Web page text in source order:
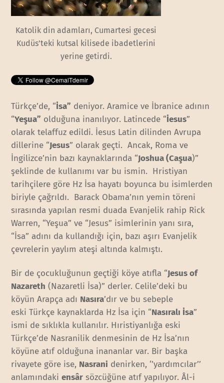
Katolik din adamları, Cumartesi gecesi
Kudüs’teki kutsal kilisede ibadetlerini
yerine getirdi.
Türkçe’de, “İsa” deniyor. Aramice ve İbranice adının
“Yeşua” olduğuna inanılıyor. Latincede “İesus”
olarak telaffuz edildi. İesus Latin dilinden Avrupa
dillerine “Jesus” olarak geçti. Ancak, Roma ve
İngilizce’nin bazı kaynaklarında “Joshua (Caşua)”
şeklinde de kullanımı var bu ismin. Hristiyan
tarihçilere göre Hz İsa hayatı boyunca bu isimlerden
biriyle çağrıldı. Barack Obama’nın yemin töreni
sırasında yapılan resmi duada Evanjelik rahip Rick
Warren, “Yeşua” ve “Jesus” isimlerinin yanı sıra,
“İsa” adını da kullandığı için, bazı aşırı Evanjelik
çevrelerin yaylım ateşi altında kalmıştı.
Bir de çocukluğunun geçtiği köye atıfla “Jesus of
Nazareth (Nazaretli İsa)” derler. Celile’deki bu
köyün Arapça adı Nasıra’dır ve bu sebeple
eski Türkçe kaynaklarda Hz İsa için “Nasıralı İsa”
ismi de sıklıkla kullanılır. Hıristiyanlığa eski
Türkçe’de Nasranilik denmesinin de Hz İsa’nın
köyüne atıf olduğuna inananlar var. Bir başka
rivayete göre ise, Nasrani denirken, ‘’yardımcılar’’
anlamındakiensâr sözcüğüne atıf yapılıyor. Âl-i